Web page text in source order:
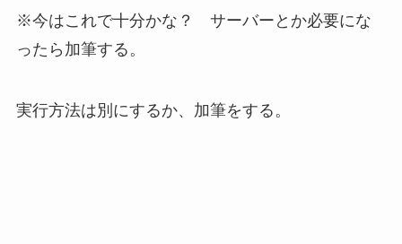
※今はこれで十分かな？ サーバーとか必要にな
ったら加筆する。
実行方法は別にするか、加筆をする。